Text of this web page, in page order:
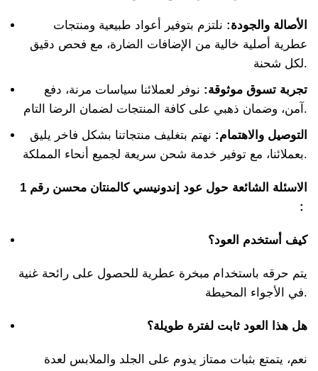
الأصالة والجودة: نلتزم بتوفير أعواد طبيعية ومنتجات
عطرية أصلية خالية من الإضافات الضارة، مع فحص دقيق
لكل شحنة.
تجربة تسوق موثوقة: نوفر لعملائنا سياسات مرنة، دفع
آمن، وضمان ذهبي على كافة المنتجات لضمان الرضا التام.
التوصيل والاهتمام: نهتم بتغليف منتجاتنا بشكل فاخر يليق
بعملائنا، مع توفير خدمة شحن سريعة لجميع أنحاء المملكة.
الاسئلة الشائعة حول عود إندونيسي كالمنتان محسن رقم 1
:
كيف أستخدم العود؟
يتم حرقه باستخدام مبخرة عطرية للحصول على رائحة غنية
في الأجواء المحيطة.
هل هذا العود ثابت لفترة طويلة؟
نعم، يتمتع بثبات ممتاز يدوم على الجلد والملابس لعدة